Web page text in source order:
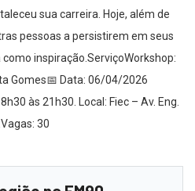
sua carreira. Hoje, além de
pessoas a persistirem em seus
inspiração.ServiçoWorkshop:
Gomes📅 Data: 06/04/2026
às 21h30. Local: Fiec – Av. Eng.
30